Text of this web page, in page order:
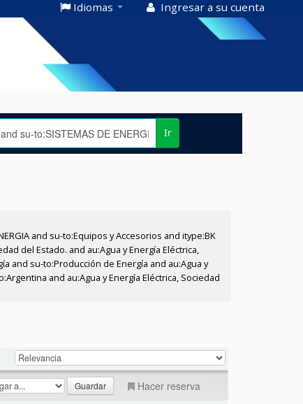
Idiomas Ingresar a su cuenta
Ir
and su-to:Equipos y Accesorios and itype:BK
del Estado. and au:Agua y Energía Eléctrica,
and su-to:Producción de Energía and au:Agua y
and au:Agua y Energía Eléctrica, Sociedad
Hacer reserva